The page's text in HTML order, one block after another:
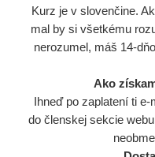
Kurz je v slovenčine.
mal by si všetkému
nerozumel, máš 14-
Ako
Ihneď po zaplatení ti
do členskej sekcie